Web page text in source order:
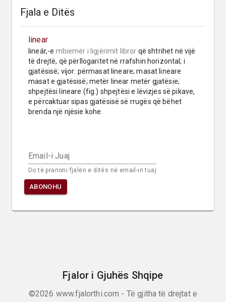
Fjala e Ditës
linear
lineár,-e mbiemër i ligjërimit libror që shtrihet në vijë
të drejtë, që përllogaritet në rrafshin horizontal; i
gjatësisë; vijor: përmasat lineare; masat lineare
masat e gjatësisë; metër linear metër gjatësie;
shpejtësi lineare (fig.) shpejtësi e lëvizjes së pikave,
e përcaktuar sipas gjatësisë së rrugës që bëhet
brenda një njësie kohe.
Email-i Juaj
Do të pranoni fjalën e ditës në email-in tuaj
ABONOHU
Fjalor i Gjuhës Shqipe
©2026 www.fjalorthi.com - Të gjitha të drejtat e